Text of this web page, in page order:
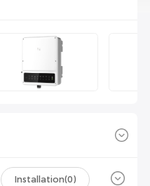
Installation(0)